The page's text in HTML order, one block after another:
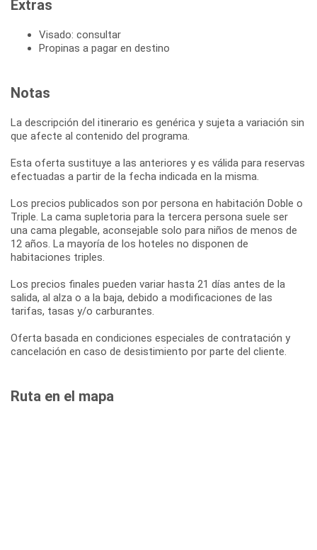
Extras
Visado: consultar
Propinas a pagar en destino
Notas
La descripción del itinerario es genérica y sujeta a variación sin
que afecte al contenido del programa.
Esta oferta sustituye a las anteriores y es válida para reservas
efectuadas a partir de la fecha indicada en la misma.
Los precios publicados son por persona en habitación Doble o
Triple. La cama supletoria para la tercera persona suele ser
una cama plegable, aconsejable solo para niños de menos de
12 años. La mayoría de los hoteles no disponen de
habitaciones triples.
Los precios finales pueden variar hasta 21 días antes de la
salida, al alza o a la baja, debido a modificaciones de las
tarifas, tasas y/o carburantes.
Oferta basada en condiciones especiales de contratación y
cancelación en caso de desistimiento por parte del cliente.
Ruta en el mapa